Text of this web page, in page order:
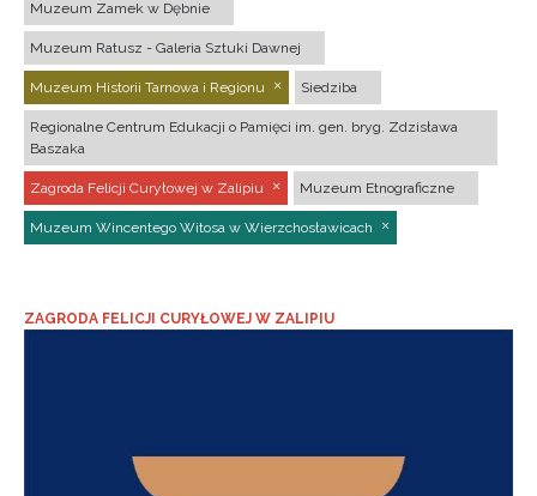
Muzeum Zamek w Dębnie
Muzeum Ratusz - Galeria Sztuki Dawnej
Muzeum Historii Tarnowa i Regionu Siedziba
Regionalne Centrum Edukacji o Pamięci im. gen. bryg. Zdzisława
Baszaka
Zagroda Felicji Curyłowej w Zalipiu Muzeum Etnograficzne
Muzeum Wincentego Witosa w Wierzchosławicach
ZAGRODA FELICJI CURYŁOWEJ W ZALIPIU